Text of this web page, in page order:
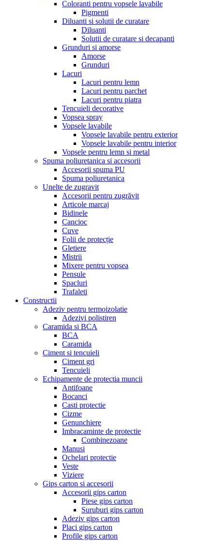
Coloranti pentru vopsele lavabile
Pigmenti
Diluanti si solutii de curatare
Diluanti
Solutii de curatare si decapanti
Grunduri si amorse
Amorse
Grunduri
Lacuri
Lacuri pentru lemn
Lacuri pentru parchet
Lacuri pentru piatra
Tencuieli decorative
Vopsea spray
Vopsele lavabile
Vopsele lavabile pentru exterior
Vopsele lavabile pentru interior
Vopsele pentru lemn si metal
Spuma poliuretanica si accesorii
Accesorii spuma PU
Spuma poliuretanica
Unelte de zugravit
Accesorii pentru zugrăvit
Articole marcaj
Bidinele
Cancioc
Cuve
Folii de protecție
Gletiere
Mistrii
Mixere pentru vopsea
Pensule
Spacluri
Trafaleti
Constructii
Adeziv pentru termoizolatie
Adezivi polistiren
Caramida si BCA
BCA
Caramida
Ciment si tencuieli
Ciment gri
Tencuieli
Echipamente de protectia muncii
Antifoane
Bocanci
Casti protectie
Cizme
Genunchiere
Imbracaminte de protectie
Combinezoane
Manusi
Ochelari protectie
Veste
Viziere
Gips carton si accesorii
Accesorii gips carton
Piese gips carton
Suruburi gips carton
Adeziv gips carton
Placi gips carton
Profile gips carton